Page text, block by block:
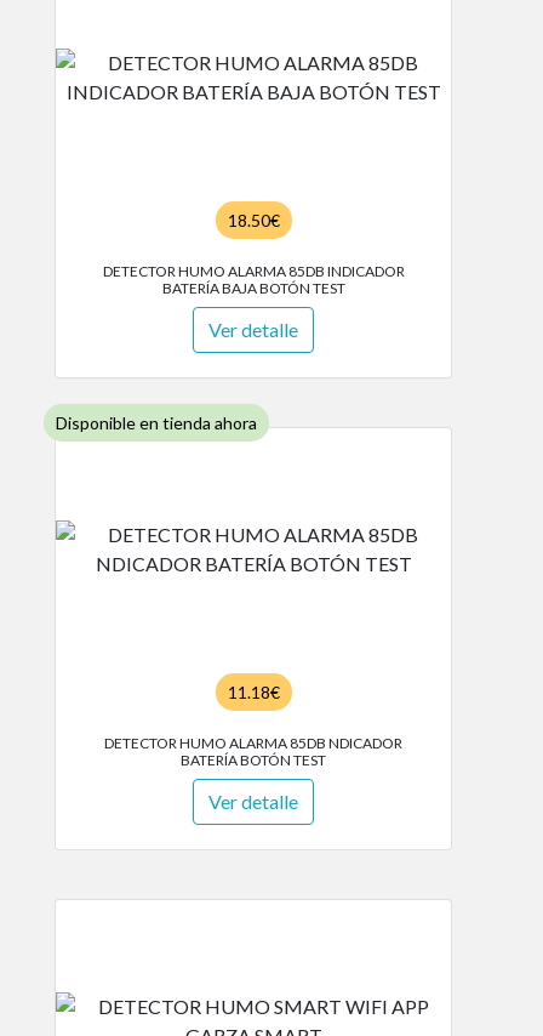
18.50€
DETECTOR HUMO ALARMA 85DB INDICADOR
BATERÍA BAJA BOTÓN TEST
Ver detalle
Disponible en tienda ahora
11.18€
DETECTOR HUMO ALARMA 85DB NDICADOR
BATERÍA BOTÓN TEST
Ver detalle